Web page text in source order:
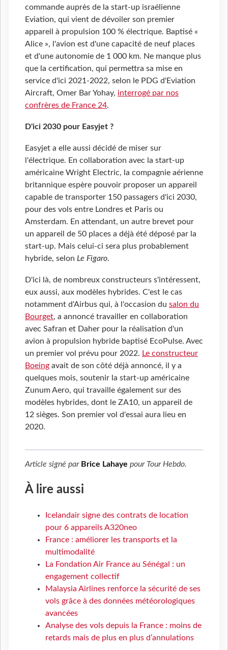
commande auprès de la start-up israélienne
Eviation, qui vient de dévoiler son premier
appareil à propulsion 100 % électrique. Baptisé «
Alice », l'avion est d'une capacité de neuf places
et d'une autonomie de 1 000 km. Ne manque plus
que la certification, qui permettra sa mise en
service d'ici 2021-2022, selon le PDG d'Eviation
Aircraft, Omer Bar Yohay, interrogé par nos
confrères de France 24.
D'ici 2030 pour Easyjet ?
Easyjet a elle aussi décidé de miser sur
l'électrique. En collaboration avec la start-up
américaine Wright Electric, la compagnie aérienne
britannique espère pouvoir proposer un appareil
capable de transporter 150 passagers d'ici 2030,
pour des vols entre Londres et Paris ou
Amsterdam. En attendant, un autre brevet pour
un appareil de 50 places a déjà été déposé par la
start-up. Mais celui-ci sera plus probablement
hybride, selon Le Figaro.
D'ici là, de nombreux constructeurs s'intéressent,
eux aussi, aux modèles hybrides. C'est le cas
notamment d'Airbus qui, à l'occasion du salon du
Bourget, a annoncé travailler en collaboration
avec Safran et Daher pour la réalisation d'un
avion à propulsion hybride baptisé EcoPulse. Avec
un premier vol prévu pour 2022. Le constructeur
Boeing avait de son côté déjà annoncé, il y a
quelques mois, soutenir la start-up américaine
Zunum Aero, qui travaille également sur des
modèles hybrides, dont le ZA10, un appareil de
12 sièges. Son premier vol d'essai aura lieu en
2020.
Article signé par Brice Lahaye pour Tour Hebdo.
À lire aussi
Icelandair signe des contrats de location
pour 6 appareils A320neo
France : améliorer les transports et la
multimodalité
La Fondation Air France au Sénégal : un
engagement collectif
Malaysia Airlines renforce la sécurité de ses
vols grâce à des données météorologiques
avancées
Analyse des vols depuis la France : moins de
retards mais de plus en plus d’annulations